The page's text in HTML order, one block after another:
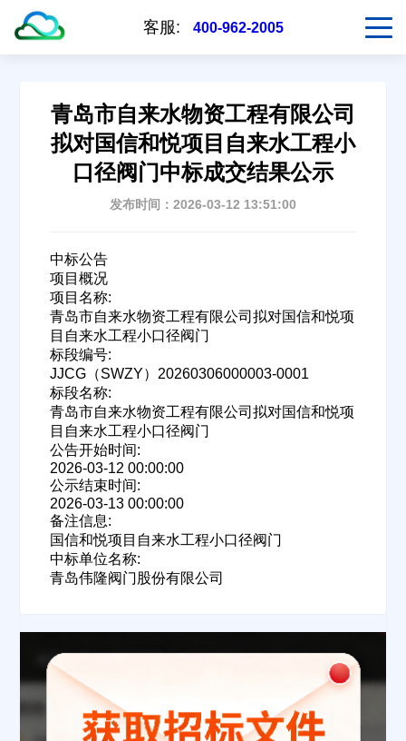
客服: 400-962-2005
青岛市自来水物资工程有限公司
拟对国信和悦项目自来水工程小
口径阀门中标成交结果公示
发布时间：2026-03-12 13:51:00
中标公告
项目概况
项目名称:
青岛市自来水物资工程有限公司拟对国信和悦项
目自来水工程小口径阀门
标段编号:
JJCG（SWZY）20260306000003-0001
标段名称:
青岛市自来水物资工程有限公司拟对国信和悦项
目自来水工程小口径阀门
公告开始时间:
2026-03-12 00:00:00
公示结束时间:
2026-03-13 00:00:00
备注信息:
国信和悦项目自来水工程小口径阀门
中标单位名称:
青岛伟隆阀门股份有限公司
ဆ